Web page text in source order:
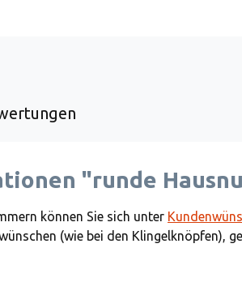
"runde
können Sie sich unter
(wie bei den